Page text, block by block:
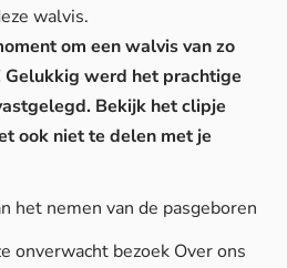
walvis.
om een walvis van zo
werd het prachtige
Bekijk het clipje
ook niet te delen met je
het nemen van de pasgeboren
onverwacht bezoek Over ons